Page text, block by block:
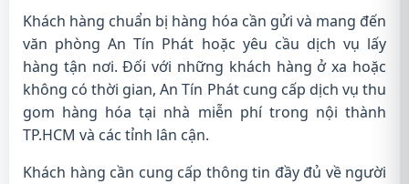
Khách hàng chuẩn bị hàng hóa cần gửi và mang đến
văn phòng An Tín Phát hoặc yêu cầu dịch vụ lấy
hàng tận nơi. Đối với những khách hàng ở xa hoặc
không có thời gian, An Tín Phát cung cấp dịch vụ thu
gom hàng hóa tại nhà miễn phí trong nội thành
TP.HCM và các tỉnh lân cận.
Khách hàng cần cung cấp thông tin đầy đủ về người